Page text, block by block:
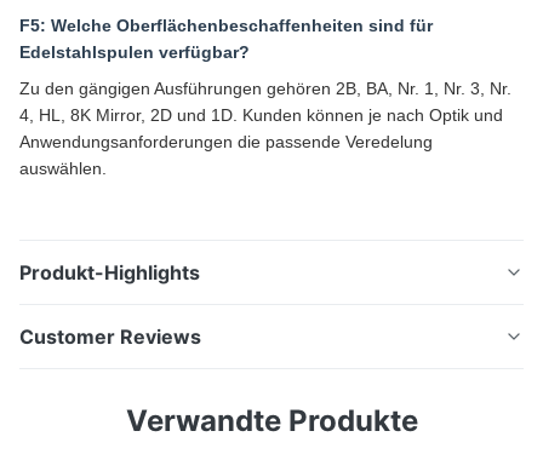
F5: Welche Oberflächenbeschaffenheiten sind für
Edelstahlspulen verfügbar?
Zu den gängigen Ausführungen gehören 2B, BA, Nr. 1, Nr. 3, Nr.
4, HL, 8K Mirror, 2D und 1D. Kunden können je nach Optik und
Anwendungsanforderungen die passende Veredelung
auswählen.
Produkt-Highlights
Edelstahlmaterial, hergestellt durch fortschrittliche
bis 50 mm für Industrie-, Bau- und
Customer Reviews
Based on 50 reviews recently
Verwandte Produkte